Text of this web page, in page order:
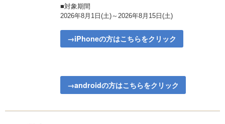
■対象期間
2026年8月1日(土)～2026年8月15日(土)
→iPhoneの方はこちらをクリック
→androidの方はこちらをクリック